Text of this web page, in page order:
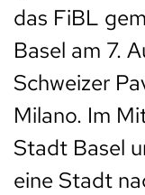
das FiBL
Basel am 7.
Schweizer
Milano. Im
Stadt Basel
eine Stadt